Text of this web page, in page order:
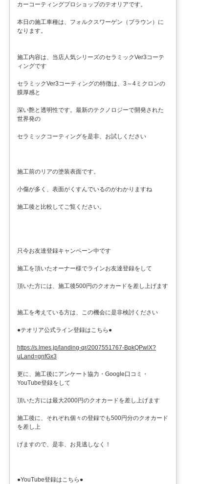
カーコーティングプロショップのテオリアです。
本日の施工車種は、フォルクスワーゲン（ブラウン）に
なります。
施工内容は、当店人気シリーズのセラミックVer3コーテ
ィングです
セラミックVer3コーティングの特徴は、3～4ミクロンの
膜厚感と
深い艶と透明性です。最新のテクノロジーで開発された
世界発の
セラミックコーティングを是非、お試しください
施工前のリアの塗装表面です。
小傷が多く、表面がくすんでいるのがわかりますね
施工後と比較してご覧ください。
只今お友達登録キャンペーン中です
施工を頂いたオーナー様でラインお友達登録をして
頂いた方には、施工後500円のクオカードを差し上げます
施工を考えている方は、この機会に是非検討ください
●テオリア公式ライン登録はこちら●
https://s.lmes.jp/landing-qr/2007551767-BpkQPwlX?
uLand=gnfGx3
更に、施工後にアンケート協力・Google口コミ・
YouTube登録をして
頂いた方には最大2000円のクオカードを差し上げます
施工後に、それぞれ個々の登録でも500円分のクオカード
を差し上
げますので、是非、お見逃しなく！
●YouTube登録はこちら●